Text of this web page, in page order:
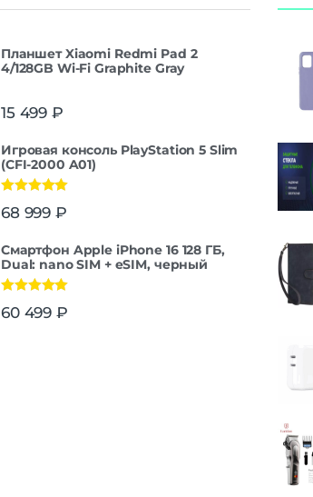
Планшет Xiaomi Redmi Pad 2
4/128GB Wi-Fi Graphite Gray
15 499 ₽
Игровая консоль PlayStation 5 Slim
(CFI-2000 A01)
из 5
68 999 ₽
Смартфон Apple iPhone 16 128 ГБ,
Dual: nano SIM + eSIM, черный
из 5
60 499 ₽